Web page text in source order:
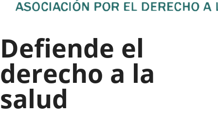
Defiende el
derecho a la
salud